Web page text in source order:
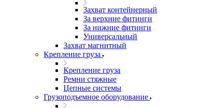
Захват контейнерный
За верхние фитинги
За нижние фитинги
Универсальный
Захват магнитный
Крепление груза
Крепление груза
Ремни стяжные
Цепные системы
Грузоподъемное оборудование